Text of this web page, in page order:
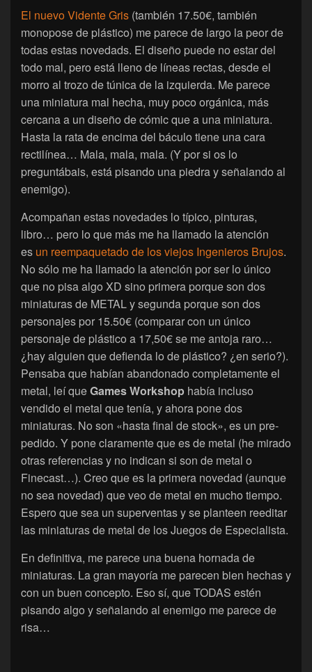
El nuevo Vidente Gris (también 17.50€, también
monopose de plástico) me parece de largo la peor de
todas estas novedads. El diseño puede no estar del
todo mal, pero está lleno de líneas rectas, desde el
morro al trozo de túnica de la izquierda. Me parece
una miniatura mal hecha, muy poco orgánica, más
cercana a un diseño de cómic que a una miniatura.
Hasta la rata de encima del báculo tiene una cara
rectilínea… Mala, mala, mala. (Y por si os lo
preguntábais, está pisando una piedra y señalando al
enemigo).
Acompañan estas novedades lo típico, pinturas,
libro… pero lo que más me ha llamado la atención
es un reempaquetado de los viejos Ingenieros Brujos.
No sólo me ha llamado la atención por ser lo único
que no pisa algo XD sino primera porque son dos
miniaturas de METAL y segunda porque son dos
personajes por 15.50€ (comparar con un único
personaje de plástico a 17,50€ se me antoja raro…
¿hay alguien que defienda lo de plástico? ¿en serio?).
Pensaba que habían abandonado completamente el
metal, leí queGames Workshop había incluso
vendido el metal que tenía, y ahora pone dos
miniaturas. No son «hasta final de stock», es un pre-
pedido. Y pone claramente que es de metal (he mirado
otras referencias y no indican si son de metal o
Finecast…). Creo que es la primera novedad (aunque
no sea novedad) que veo de metal en mucho tiempo.
Espero que sea un superventas y se planteen reeditar
las miniaturas de metal de los Juegos de Especialista.
En definitiva, me parece una buena hornada de
miniaturas. La gran mayoría me parecen bien hechas y
con un buen concepto. Eso sí, que TODAS estén
pisando algo y señalando al enemigo me parece de
risa…